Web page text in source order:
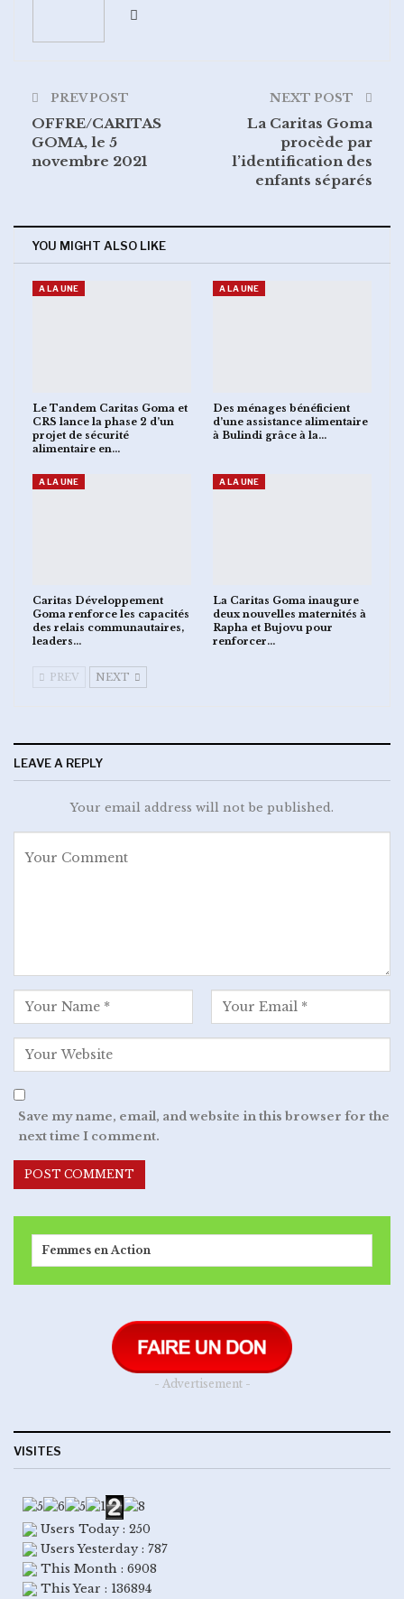
PREV POST
OFFRE/CARITAS
GOMA, le 5
novembre 2021
NEXT POST
La Caritas Goma
procède par
l’identification des
enfants séparés
YOU MIGHT ALSO LIKE
A LA UNE
Le Tandem Caritas Goma et
CRS lance la phase 2 d’un
projet de sécurité
alimentaire en…
A LA UNE
Des ménages bénéficient
d’une assistance alimentaire
à Bulindi grâce à la…
A LA UNE
Caritas Développement
Goma renforce les capacités
des relais communautaires,
leaders…
A LA UNE
La Caritas Goma inaugure
deux nouvelles maternités à
Rapha et Bujovu pour
renforcer…
PREV NEXT
LEAVE A REPLY
Your email address will not be published.
Save my name, email, and website in this browser for the
next time I comment.
Femmes en Action
- Advertisement -
VISITES
Users Today : 250
Users Yesterday : 787
This Month : 6908
This Year : 136894